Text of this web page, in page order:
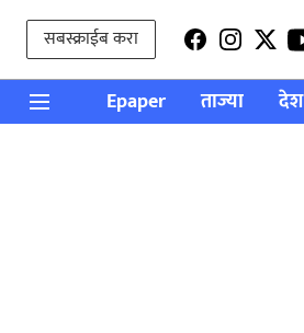
सबस्क्राईब करा
Epaper ताज्या देश